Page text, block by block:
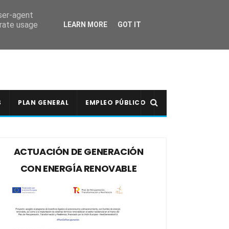
PLAN GENERAL EMPLEO PÚBLICO
ACTUACIÓN DE GENERACIÓN
CON ENERGÍA RENOVABLE
agent
usage
LEARN MORE GOT IT